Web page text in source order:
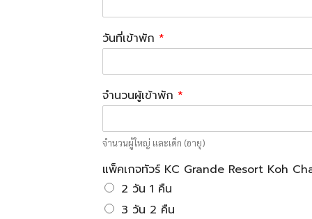
วันที่เข้าพัก *
จำนวนผู้เข้าพัก *
จำนวนผู้ใหญ่ และเด็ก (อายุ)
แพ็คเกจทัวร์ KC Grande Resort Koh
2 วัน 1 คืน
3 วัน 2 คืน